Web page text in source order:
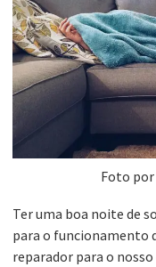
Foto por
Ter uma boa noite de
para o funcionamento
reparador para o